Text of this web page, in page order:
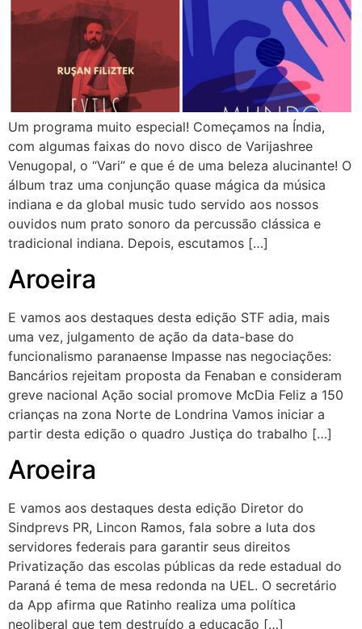
Um programa muito especial! Começamos na Índia,
com algumas faixas do novo disco de Varijashree
Venugopal, o “Vari” e que é de uma beleza alucinante! O
álbum traz uma conjunção quase mágica da música
indiana e da global music tudo servido aos nossos
ouvidos num prato sonoro da percussão clássica e
tradicional indiana. Depois, escutamos […]
Aroeira
E vamos aos destaques desta edição STF adia, mais
uma vez, julgamento de ação da data-base do
funcionalismo paranaense Impasse nas negociações:
Bancários rejeitam proposta da Fenaban e consideram
greve nacional Ação social promove McDia Feliz a 150
crianças na zona Norte de Londrina Vamos iniciar a
partir desta edição o quadro Justiça do trabalho […]
Aroeira
E vamos aos destaques desta edição Diretor do
Sindprevs PR, Lincon Ramos, fala sobre a luta dos
servidores federais para garantir seus direitos
Privatização das escolas públicas da rede estadual do
Paraná é tema de mesa redonda na UEL. O secretário
da App afirma que Ratinho realiza uma política
neoliberal que tem destruído a educação […]